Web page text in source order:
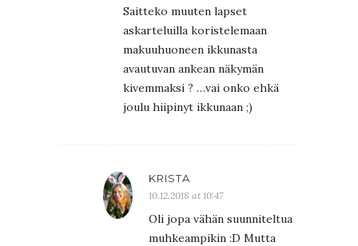
Saitteko muuten lapset
askarteluilla koristelemaan
makuuhuoneen ikkunasta
avautuvan ankean näkymän
kivemmaksi ? …vai onko ehkä
joulu hiipinyt ikkunaan ;)
KRISTA
10.12.2018 at 10:47
Oli jopa vähän suunniteltua
muhkeampikin :D Mutta